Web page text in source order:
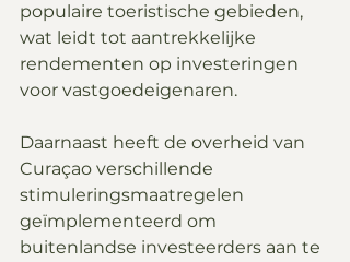
populaire toeristische gebieden,
wat leidt tot aantrekkelijke
rendementen op investeringen
voor vastgoedeigenaren.
Daarnaast heeft de overheid van
Curaçao verschillende
stimuleringsmaatregelen
geïmplementeerd om
buitenlandse investeerders aan te